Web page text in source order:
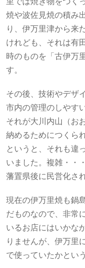
焼や波佐見焼の積み
り、伊万里津から来
けれども、それは有
時のものを「古伊万
す。
その後、技術やデザ
市内の管理のしやす
それが大川内山（お
納めるためにつくら
というと、それも違
いました。複雑・・
藩置県後に民営化さ
現在の伊万里焼も鍋
だものなので、非常
いるお店にはいかな
りませんが、伊万里
で使っていたかとい